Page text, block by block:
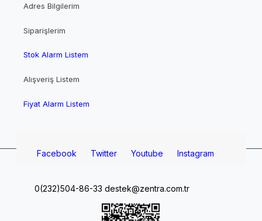
Adres Bilgilerim
Siparişlerim
Stok Alarm Listem
Alışveriş Listem
Fiyat Alarm Listem
Facebook Twitter Youtube Instagram
0(232)504-86-33 destek@zentra.com.tr